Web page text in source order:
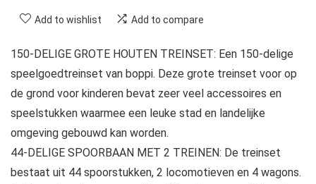
Add to wishlist Add to compare
150-DELIGE GROTE HOUTEN TREINSET: Een 150-delige
speelgoedtreinset van boppi. Deze grote treinset voor op
de grond voor kinderen bevat zeer veel accessoires en
speelstukken waarmee een leuke stad en landelijke
omgeving gebouwd kan worden.
44-DELIGE SPOORBAAN MET 2 TREINEN: De treinset
bestaat uit 44 spoorstukken, 2 locomotieven en 4 wagons.